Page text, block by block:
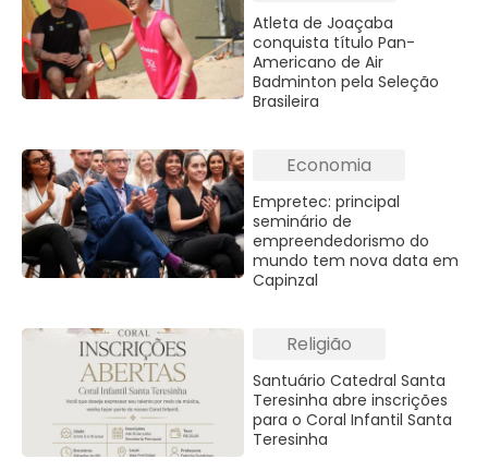
Atleta de Joaçaba
conquista título Pan-
Americano de Air
Badminton pela Seleção
Brasileira
Economia
Empretec: principal
seminário de
empreendedorismo do
mundo tem nova data em
Capinzal
Religião
Santuário Catedral Santa
Teresinha abre inscrições
para o Coral Infantil Santa
Teresinha